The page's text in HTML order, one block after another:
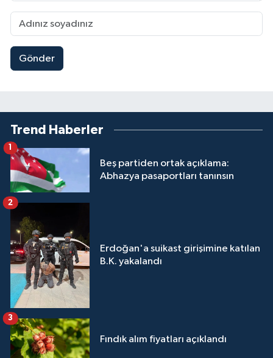
Gönder
Trend Haberler
Beş partiden ortak açıklama:
Abhazya pasaportları tanınsın
1
Erdoğan'a suikast girişimine katılan
B.K. yakalandı
2
Fındık alım fiyatları açıklandı
3